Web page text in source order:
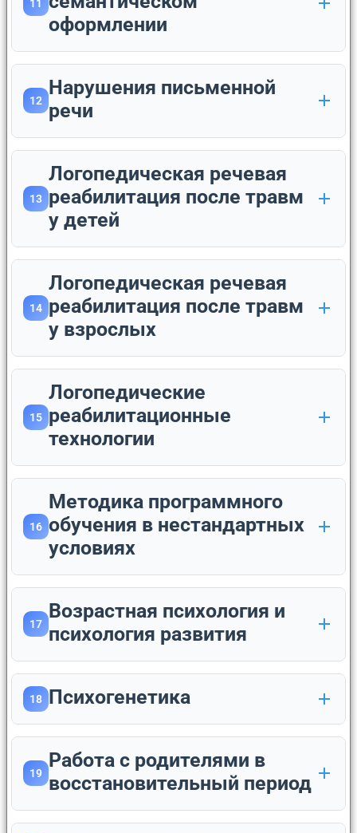
11
оформлении
12
Нарушения письменной
речи
13
Логопедическая речевая
реабилитация после травм
у детей
14
Логопедическая речевая
реабилитация после травм
у взрослых
15
Логопедические
реабилитационные
технологии
16
Методика программного
обучения в нестандартных
условиях
17
Возрастная психология и
психология развития
18 Психогенетика
19
Работа с родителями в
восстановительный период